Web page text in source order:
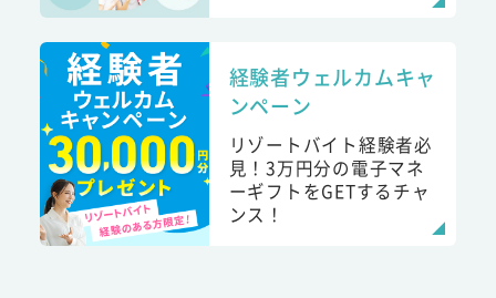
経験者ウェルカムキャ
ンペーン
リゾートバイト経験者必
見！3万円分の電子マネ
ーギフトをGETするチャ
ンス！